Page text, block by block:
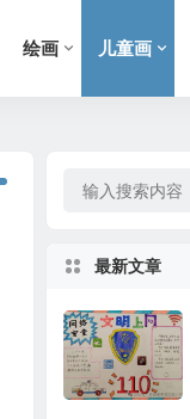
绘画 儿童画
最新文章